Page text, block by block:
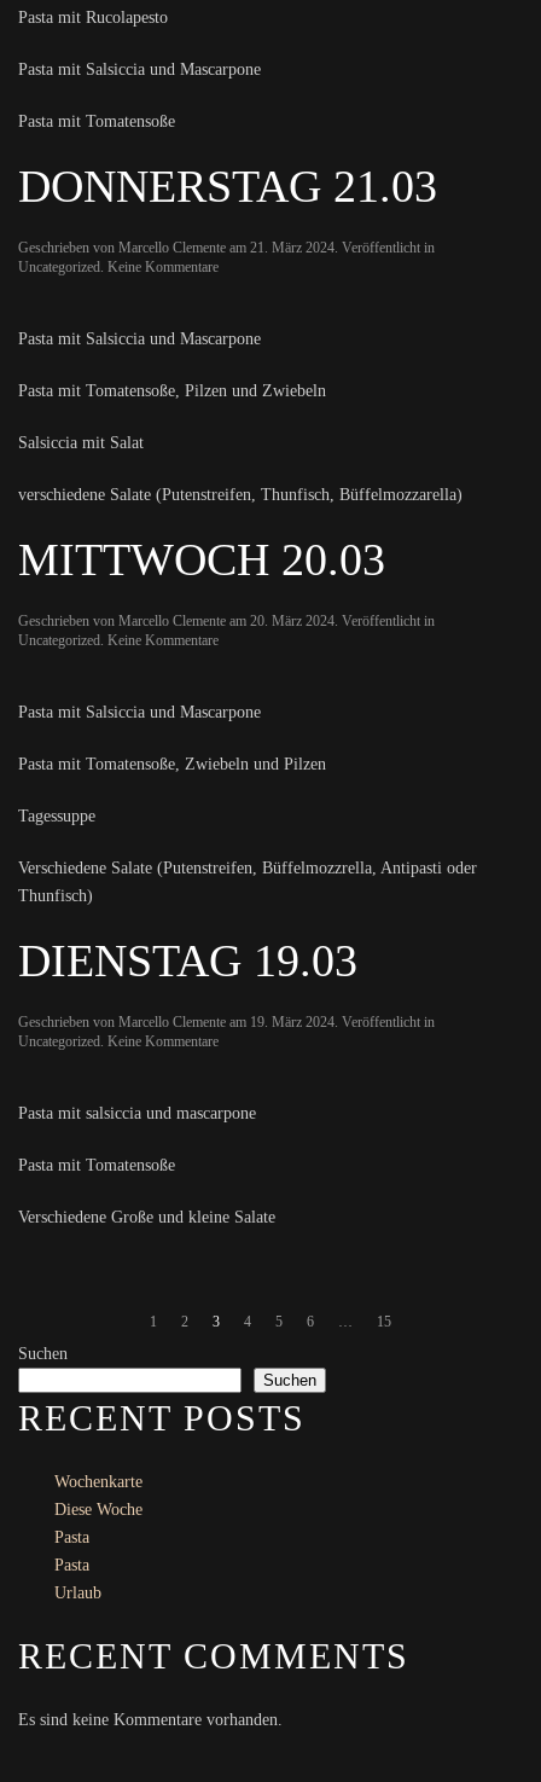
Pasta mit Rucolapesto
Pasta mit Salsiccia und Mascarpone
Pasta mit Tomatensoße
DONNERSTAG 21.03
Geschrieben von Marcello Clemente am 21. März 2024. Veröffentlicht in
Uncategorized. Keine Kommentarezu
Pasta mit Salsiccia und Mascarpone
Pasta mit Tomatensoße, Pilzen und Zwiebeln
Salsiccia mit Salat
verschiedene Salate (Putenstreifen, Thunfisch, Büffelmozzarella)
MITTWOCH 20.03
Geschrieben von Marcello Clemente am 20. März 2024. Veröffentlicht in
Uncategorized. Keine Kommentarezu
Pasta mit Salsiccia und Mascarpone
Pasta mit Tomatensoße, Zwiebeln und Pilzen
Tagessuppe
Verschiedene Salate (Putenstreifen, Büffelmozzrella, Antipasti oder
Thunfisch)
DIENSTAG 19.03
Geschrieben von Marcello Clemente am 19. März 2024. Veröffentlicht in
Uncategorized. Keine Kommentarezu
Pasta mit salsiccia und mascarpone
Pasta mit Tomatensoße
Verschiedene Große und kleine Salate
1 2 3 4 5 6 … 15
Suchen
Suchen
RECENT POSTS
Wochenkarte
Diese Woche
Pasta
Pasta
Urlaub
RECENT COMMENTS
Es sind keine Kommentare vorhanden.